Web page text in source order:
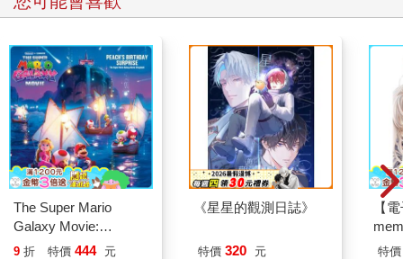
廣大系統的一些部分多到難以勝數。目前沒有已知的資料記載這
不記名或記名的，或者在加密貨幣的狀況下是兩者並存的：比特
幣的交易是匿名的，但所有人都看得到。系統同時是透明也是不
透明的；既乾淨又骯髒，壞人可以用，好人也可以用。
支付當中包含了國際間的錯綜複雜關係，地理政治關係，搶劫以
及法院的攻防，這些一點都沒有少。
藉由破壞支付程序以獲取不法利益的情形也在所多有，同時包含
了高科技與低階的手法。還記得《終極警探3》（Die Hard with a
Vengeance）電影當中的情節，那些壞人想要從紐約央行偷黃金
的場景？二十年之後，北韓的駭客深入孟加拉的央行網路，想從
The Super Mario
Galaxy Movie:
Peach`s Birthday
9 折 特價 444 元
《星星的觀測日誌》
特價 320 元
【
特價